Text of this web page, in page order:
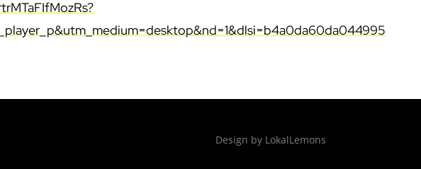
Design by LokalLemons